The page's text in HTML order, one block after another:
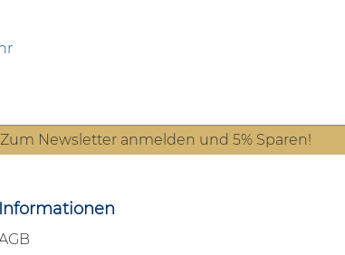
Zum Newsletter anmelden und 5% Sparen!
Informationen